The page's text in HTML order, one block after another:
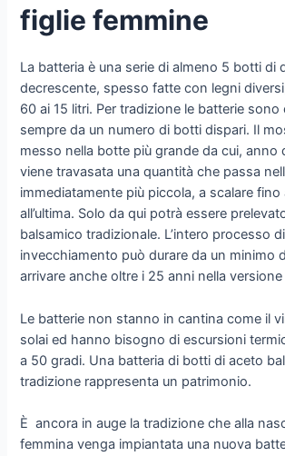
figlie femmine
La batteria è una serie di almeno 5 botti di
decrescente, spesso fatte con legni
60 ai 15 litri. Per tradizione le batterie
sempre da un numero di botti dispari. Il
messo nella botte più grande da cui, anno
viene travasata una quantità che passa
immediatamente più piccola, a scalare fino
all’ultima. Solo da qui potrà essere
balsamico tradizionale. L’intero processo di
invecchiamento può durare da un minimo
arrivare anche oltre i 25 anni nella
Le batterie non stanno in cantina come il
solai ed hanno bisogno di escursioni
a 50 gradi. Una batteria di botti di aceto
tradizione rappresenta un patrimonio.
È ancora in auge la tradizione che alla
femmina venga impiantata una nuova